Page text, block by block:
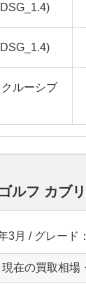
ルーシブ
ルフ カブ
3月 / グレー
現在の買取相場